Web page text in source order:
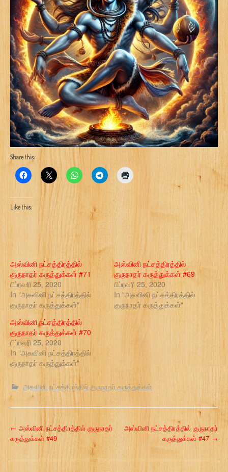
Share this:
Like this:
அஸ்வினி நட்சத்திரத்தில்
குருநாதர் கருத்துக்கள் #71
பிப்ரவரி 25, 2020
In "அசுவினி நட்சத்திரத்தில்
குருநாதர் கருத்துக்கள்"
அஸ்வினி நட்சத்திரத்தில்
குருநாதர் கருத்துக்கள் #69
பிப்ரவரி 25, 2020
In "அசுவினி நட்சத்திரத்தில்
குருநாதர் கருத்துக்கள்"
அஸ்வினி நட்சத்திரத்தில்
குருநாதர் கருத்துக்கள் #70
பிப்ரவரி 25, 2020
In "அசுவினி நட்சத்திரத்தில்
குருநாதர் கருத்துக்கள்"
அசுவினி நட்சத்திரத்தில் குருநாதர் கருத்துக்கள்
P
← அஸ்வினி நட்சத்திரத்தில் குருநாதர்
கருத்துக்கள் #49
அஸ்வினி நட்சத்திரத்தில் குருநாதர்
கருத்துக்கள் #47 →